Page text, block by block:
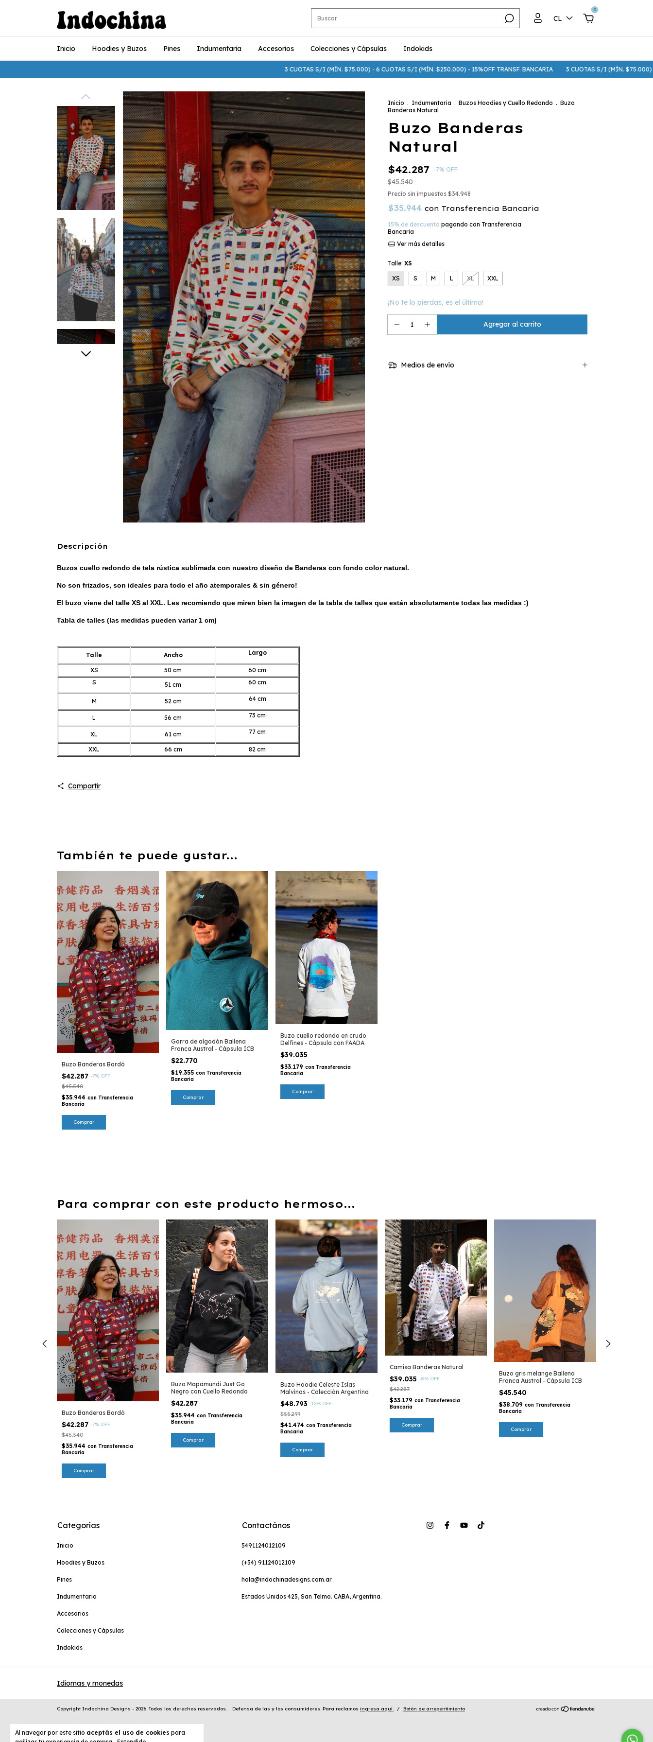
CL
0
Inicio Hoodies y Buzos Pines Indumentaria Accesorios Colecciones y Cápsulas Indokids
3 CUOTAS S/I (MÍN. $75.000) - 6 CUOTAS S/I (MÍN. $250.000) - 15%OFF TRANSF. BANCARIA 3 CUOTAS S/I (MÍN. $75.000) - 6
Al navegar por este sitio aceptás el uso de cookies para
Inicio . Indumentaria . Buzos Hoodies y Cuello Redondo . Buzo
Banderas Natural
Buzo Banderas
Natural
$42.287 -7% OFF
$45.540
Precio sin impuestos $34.948
$35.944 con Transferencia Bancaria
15% de descuento pagando con Transferencia
Bancaria
Ver más detalles
Talle: XS
XS S M L XL XXL
¡No te lo pierdas, es el último!
Medios de envío
Descripción
Buzos cuello redondo de tela rústica sublimada con nuestro diseño de Banderas con fondo color natural.
No son frizados, son ideales para todo el año atemporales & sin género!
El buzo viene del talle XS al XXL. Les recomiendo que miren bien la imagen de la tabla de talles que están absolutamente todas las medidas :)
Tabla de talles (las medidas pueden variar 1 cm)
Talle Ancho Largo
XS 50 cm
60 cm
S
51 cm 60 cm
M 52 cm 64 cm
L 56 cm 73 cm
XL 61 cm 77 cm
XXL 66 cm 82 cm
Compartir
También te puede gustar...
Buzo Banderas Bordó
$42.287 -7% OFF
$45.540
$35.944 con Transferencia
Bancaria
Comprar
Gorra de algodón Ballena
Franca Austral - Cápsula ICB
$22.770
$19.355 con Transferencia
Bancaria
Comprar
Buzo cuello redondo en crudo
Delfines - Cápsula con FAADA
$39.035
$33.179 con Transferencia
Bancaria
Comprar
Para comprar con este producto hermoso...
Buzo Banderas Bordó
$42.287 -7% OFF
$45.540
$35.944 con Transferencia
Bancaria
Comprar
Buzo Mapamundi Just Go
Negro con Cuello Redondo
$42.287
$35.944 con Transferencia
Bancaria
Comprar
Buzo Hoodie Celeste Islas
Malvinas - Colección Argentina
$48.793 -12% OFF
$55.299
$41.474 con Transferencia
Bancaria
Comprar
Camisa Banderas Natural
$39.035 -8% OFF
$42.287
$33.179 con Transferencia
Bancaria
Comprar
Buzo gris melange Ballena
Franca Austral - Cápsula ICB
$45.540
$38.709 con Transferencia
Bancaria
Comprar
Categorías
Inicio
Hoodies y Buzos
Pines
Indumentaria
Accesorios
Colecciones y Cápsulas
Indokids
Contactános
5491124012109
(+54) 91124012109
hola@indochinadesigns.com.ar
Estados Unidos 425, San Telmo. CABA, Argentina.
Idiomas y monedas
Copyright Indochina Designs - 2026. Todos los derechos reservados. Defensa de las y los consumidores. Para reclamos ingresa aquí. / Botón de arrepentimiento